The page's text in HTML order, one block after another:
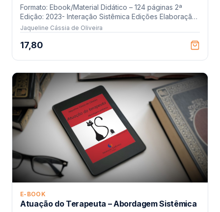
Formato: Ebook/Material Didático – 124 páginas 2ª
Edição: 2023- Interação Sistêmica Edições Elaboração:
Jaqueline Cássia Oliveira (CRP 04/7521) Revisão
Jaqueline Cássia de Oliveira
17,80
E-BOOK
Atuação do Terapeuta – Abordagem Sistêmica